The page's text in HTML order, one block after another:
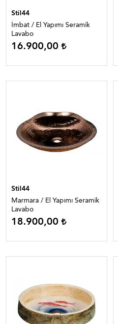
Stil44
İmbat / El Yapımı Seramik
Lavabo
16.900,00
Stil44
Marmara / El Yapımı Seramik
Lavabo
18.900,00